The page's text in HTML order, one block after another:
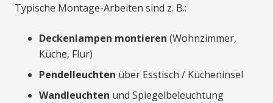
Typische Montage-Arbeiten sind z. B.:
Deckenlampen montieren (Wohnzimmer,
Küche, Flur)
Pendelleuchten über Esstisch / Kücheninsel
Wandleuchten und Spiegelbeleuchtung